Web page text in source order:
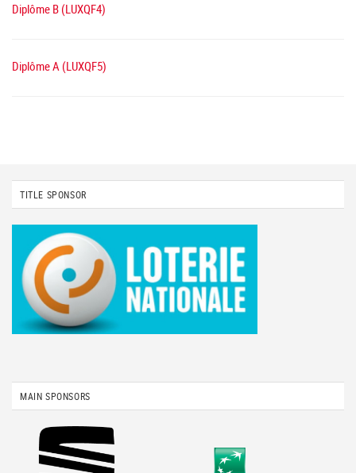
Diplôme B (LUXQF4)
Diplôme A (LUXQF5)
TITLE SPONSOR
MAIN SPONSORS